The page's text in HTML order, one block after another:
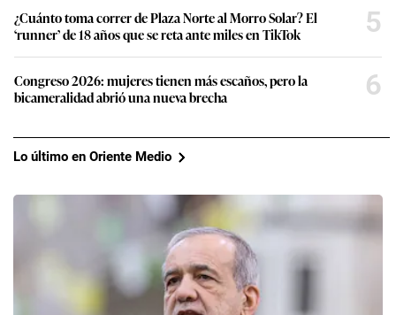
¿Cuánto toma correr de Plaza Norte al Morro Solar? El
‘runner’ de 18 años que se reta ante miles en TikTok
5
Congreso 2026: mujeres tienen más escaños, pero la
bicameralidad abrió una nueva brecha
6
Lo último en Oriente Medio